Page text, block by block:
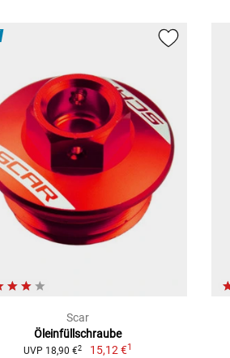
Scar
Öleinfüllschraube
UVP 18,90 €2 15,12 €1